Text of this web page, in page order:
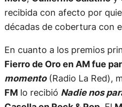
recibida con afecto por
décadas de cobertura con
En cuanto a los premios
Fierro de Oro en AM fue
momento(Radio La Red),
FMlo recibió Nadie nos